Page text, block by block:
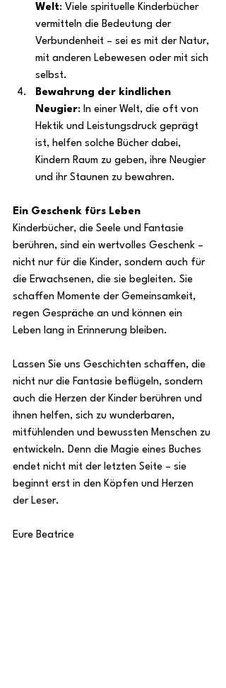
Welt: Viele spirituelle Kinderbücher
vermitteln die Bedeutung der
Verbundenheit – sei es mit der Natur,
mit anderen Lebewesen oder mit sich
selbst.
Bewahrung der kindlichen
Neugier: In einer Welt, die oft von
Hektik und Leistungsdruck geprägt
ist, helfen solche Bücher dabei,
Kindern Raum zu geben, ihre Neugier
und ihr Staunen zu bewahren.
Ein Geschenk fürs Leben
Kinderbücher, die Seele und Fantasie
berühren, sind ein wertvolles Geschenk –
nicht nur für die Kinder, sondern auch für
die Erwachsenen, die sie begleiten. Sie
schaffen Momente der Gemeinsamkeit,
regen Gespräche an und können ein
Leben lang in Erinnerung bleiben.
Lassen Sie uns Geschichten schaffen, die
nicht nur die Fantasie beflügeln, sondern
auch die Herzen der Kinder berühren und
ihnen helfen, sich zu wunderbaren,
mitfühlenden und bewussten Menschen zu
entwickeln. Denn die Magie eines Buches
endet nicht mit der letzten Seite – sie
beginnt erst in den Köpfen und Herzen
der Leser.
Eure Beatrice